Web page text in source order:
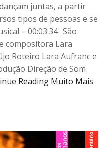
juntas, a partir
tipos de pessoas e se
– 00:03:34- São
compositora Lara
Roteiro Lara Aufranc e
Direção de Som
Reading Muito Mais